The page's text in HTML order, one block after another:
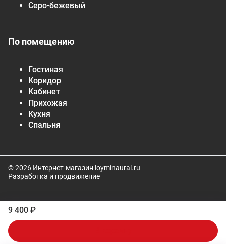
9 400 ₽
Серо-бежевый
По помещению
Гостиная
Коридор
Кабинет
Прихожая
Кухня
Спальня
© 2026 Интернет-магазин loyminaural.ru
Разработка и продвижение